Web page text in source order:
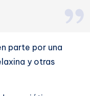
parte por una
y otras